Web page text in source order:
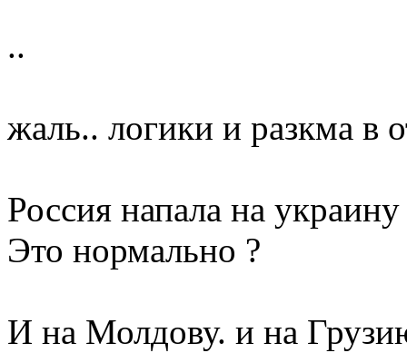
..
жаль.. логики и разкма в
Россия напала на
Это нормально ?
И на Молдову. и на